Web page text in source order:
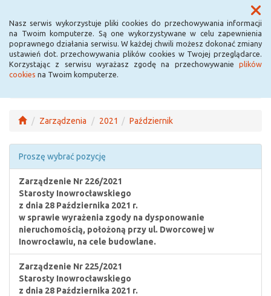
Nasz serwis wykorzystuje pliki cookies do przechowywania informacji
na Twoim komputerze. Są one wykorzystywane w celu zapewnienia
poprawnego działania serwisu. W każdej chwili możesz dokonać zmiany
ustawień dot. przechowywania plików cookies w Twojej przeglądarce.
Korzystając z serwisu wyrażasz zgodę na przechowywanie plików
cookies na Twoim komputerze.
Menu
Zarządzenia 2021 Październik
Proszę wybrać pozycję
Zarządzenie Nr 226/2021
Starosty Inowrocławskiego
z dnia 28 Października 2021 r.
w sprawie wyrażenia zgody na dysponowanie
nieruchomością, położoną przy ul. Dworcowej w
Inowrocławiu, na cele budowlane.
Zarządzenie Nr 225/2021
Starosty Inowrocławskiego
z dnia 28 Października 2021 r.